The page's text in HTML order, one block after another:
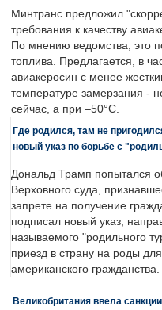
Минтранс предложил
требования к качеству
По мнению ведомства, это
топлива. Предлагается, в
авиакеросин с менее
температуре замерзания -
сейчас, а при –50°C.
Где родился, там не
новый указ по борьбе с
Дональд Трамп попытался
Верховного суда,
запрете на получение
подписал новый указ,
называемого "родильного
приезд в страну на роды
американского гражданства.
Великобритания ввела